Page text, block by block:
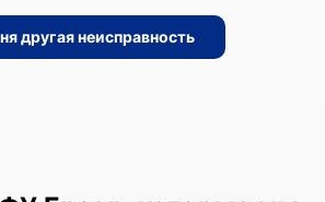
2200 р
другая неисправность